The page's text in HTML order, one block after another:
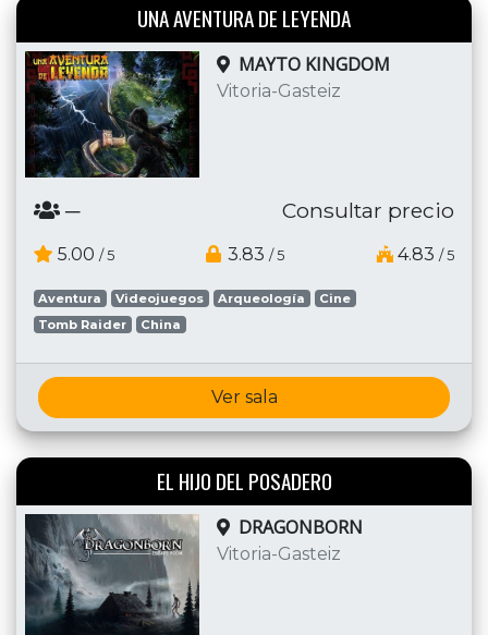
UNA AVENTURA DE LEYENDA
MAYTO KINGDOM
Vitoria-Gasteiz
─ Consultar precio
5.00 / 5 3.83 / 5 4.83 / 5
Aventura Videojuegos Arqueología
Cine
Tomb Raider
China
Ver sala
EL HIJO DEL POSADERO
DRAGONBORN
Vitoria-Gasteiz